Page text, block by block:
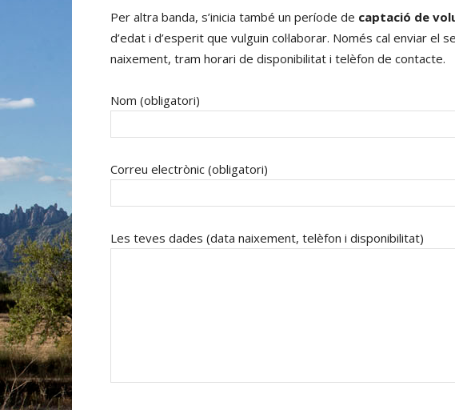
Per altra banda, s’inicia també un període de captació de
d’edat i d’esperit que vulguin col·laborar. Només cal enviar el
naixement, tram horari de disponibilitat i telèfon de contacte.
Nom (obligatori)
Correu electrònic (obligatori)
Les teves dades (data naixement, telèfon i disponibilitat)